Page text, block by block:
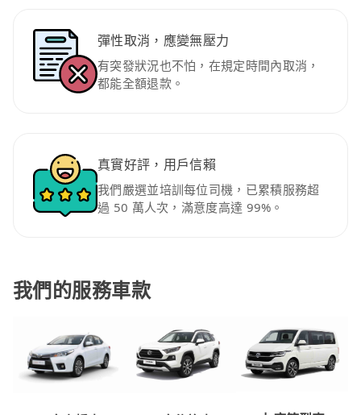
彈性取消，應變無壓力
有突發狀況也不怕，在規定時間內取消，
都能全額退款。
真實好評，用戶信賴
我們嚴選並培訓每位司機，已累積服務超
過 50 萬人次，滿意度高達 99%。
我們的服務車款